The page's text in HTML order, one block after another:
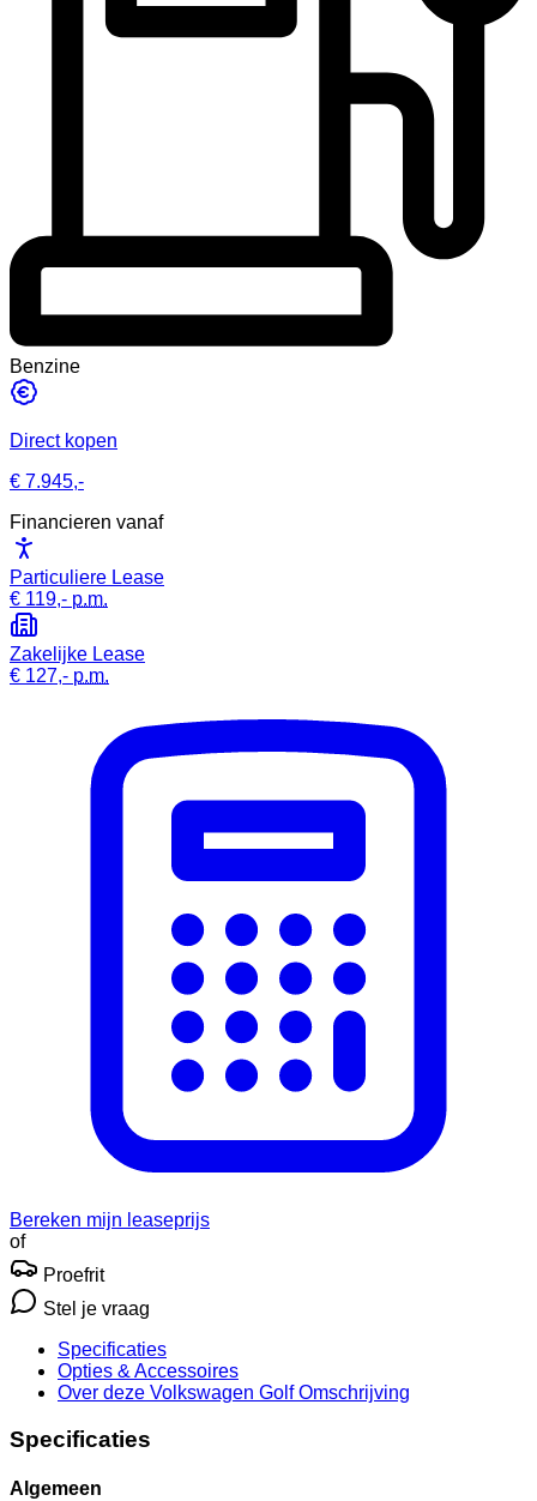
Benzine
Direct kopen
€ 7.945,-
Financieren vanaf
Particuliere Lease
€ 119,- p.m.
Zakelijke Lease
€ 127,- p.m.
Bereken mijn leaseprijs
of
Proefrit
Stel je vraag
Specificaties
Opties & Accessoires
Over deze Volkswagen Golf Omschrijving
Specificaties
Algemeen